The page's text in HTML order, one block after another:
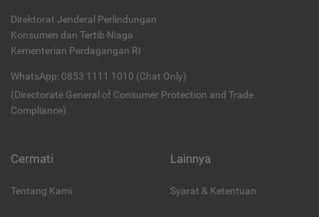
Direktorat Jenderal Perlindungan
Konsumen dan Tertib Niaga
Kementerian Perdagangan RI
WhatsApp: 0853 1111 1010 (Chat Only)
(Directorate General of Consumer Protection and Trade
Compliance)
Cermati
Tentang Kami
Lainnya
Syarat & Ketentuan